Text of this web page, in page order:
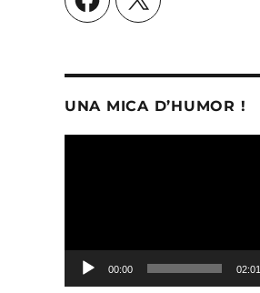
UNA MICA D’HUMOR !
00:00 02:01